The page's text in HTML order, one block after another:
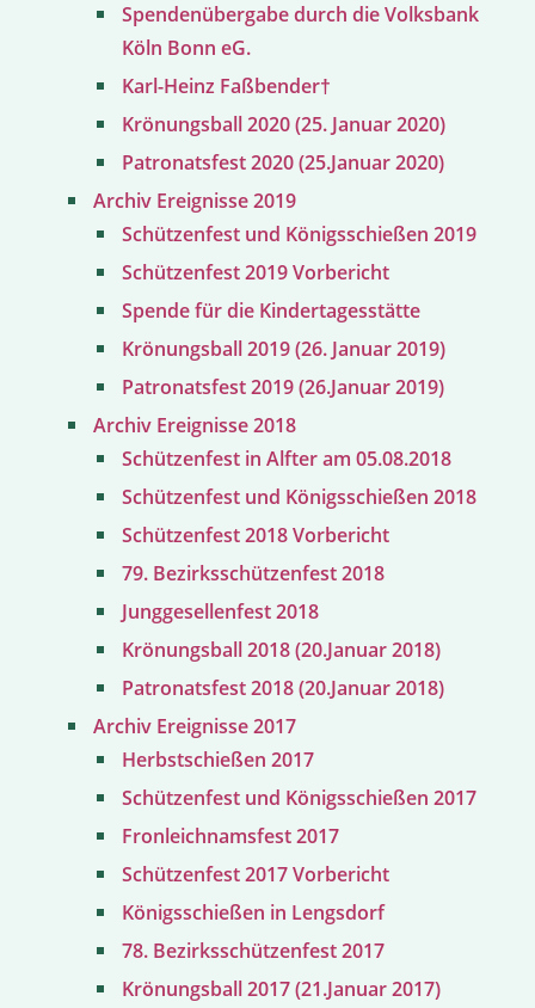
Spendenübergabe durch die Volksbank
Köln Bonn eG.
Karl-Heinz Faßbender†
Krönungsball 2020 (25. Januar 2020)
Patronatsfest 2020 (25.Januar 2020)
Archiv Ereignisse 2019
Schützenfest und Königsschießen 2019
Schützenfest 2019 Vorbericht
Spende für die Kindertagesstätte
Krönungsball 2019 (26. Januar 2019)
Patronatsfest 2019 (26.Januar 2019)
Archiv Ereignisse 2018
Schützenfest in Alfter am 05.08.2018
Schützenfest und Königsschießen 2018
Schützenfest 2018 Vorbericht
79. Bezirksschützenfest 2018
Junggesellenfest 2018
Krönungsball 2018 (20.Januar 2018)
Patronatsfest 2018 (20.Januar 2018)
Archiv Ereignisse 2017
Herbstschießen 2017
Schützenfest und Königsschießen 2017
Fronleichnamsfest 2017
Schützenfest 2017 Vorbericht
Königsschießen in Lengsdorf
78. Bezirksschützenfest 2017
Krönungsball 2017 (21.Januar 2017)